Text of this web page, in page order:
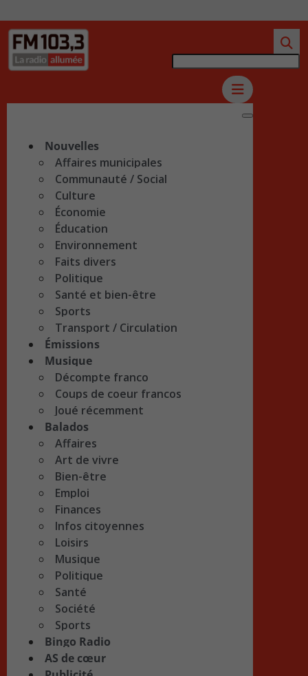
Nouvelles
Affaires municipales
Communauté / Social
Culture
Économie
Éducation
Environnement
Faits divers
Politique
Santé et bien-être
Sports
Transport / Circulation
Émissions
Musique
Décompte franco
Coups de coeur francos
Joué récemment
Balados
Affaires
Art de vivre
Bien-être
Emploi
Finances
Infos citoyennes
Loisirs
Musique
Politique
Santé
Société
Sports
Bingo Radio
AS de cœur